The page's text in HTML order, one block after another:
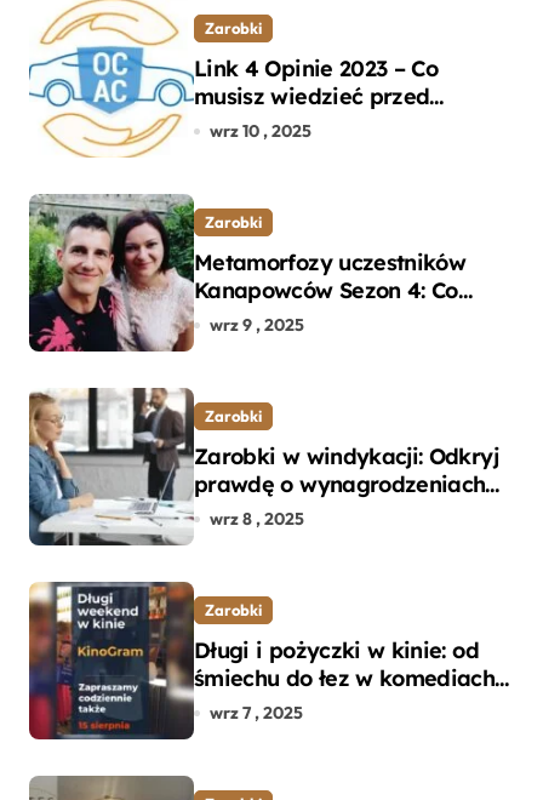
Zarobki
Link 4 Opinie 2023 – Co
musisz wiedzieć przed
wyborem ubezpieczenia OC i
wrz 10 , 2025
Zarobki
Metamorfozy uczestników
Kanapowców Sezon 4: Co
naprawdę zaskoczyło
wrz 9 , 2025
Zarobki
Zarobki w windykacji: Odkryj
prawdę o wynagrodzeniach
specjalistów w branży
wrz 8 , 2025
Zarobki
Długi i pożyczki w kinie: od
śmiechu do łez w komediach i
dramatach
wrz 7 , 2025